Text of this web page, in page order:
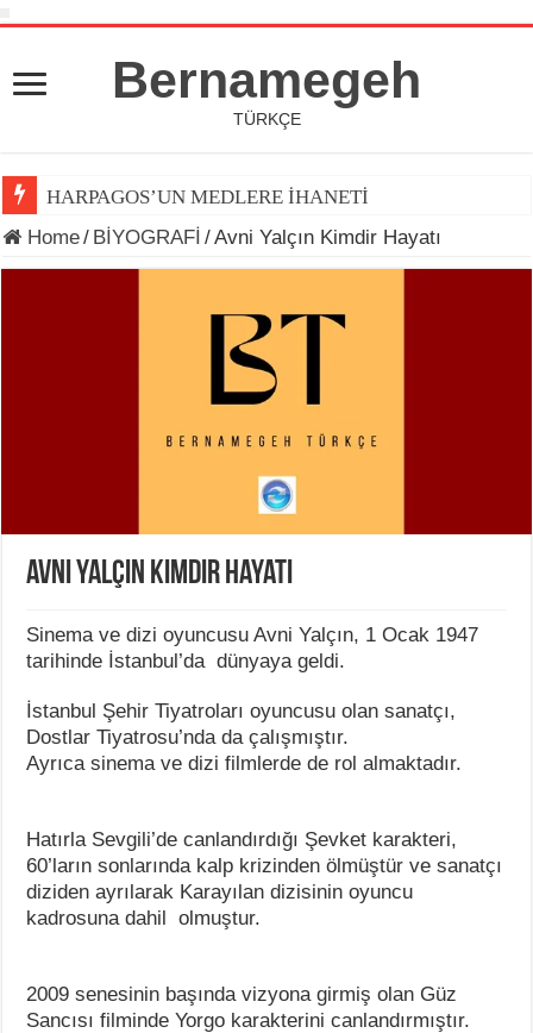
Bernamegeh
TÜRKÇE
HARPAGOS’UN MEDLERE İHANETİ
Home/ BİYOGRAFİ /Avni Yalçın Kimdir Hayatı
Avni Yalçın Kimdir Hayatı
Sinema ve dizi oyuncusu Avni Yalçın, 1 Ocak 1947
tarihinde İstanbul’da dünyaya geldi.
İstanbul Şehir Tiyatroları oyuncusu olan sanatçı,
Dostlar Tiyatrosu’nda da çalışmıştır.
Ayrıca sinema ve dizi filmlerde de rol almaktadır.
Hatırla Sevgili’de canlandırdığı Şevket karakteri,
60’ların sonlarında kalp krizinden ölmüştür ve sanatçı
diziden ayrılarak Karayılan dizisinin oyuncu
kadrosuna dahil olmuştur.
2009 senesinin başında vizyona girmiş olan Güz
Sancısı filminde Yorgo karakterini canlandırmıştır.